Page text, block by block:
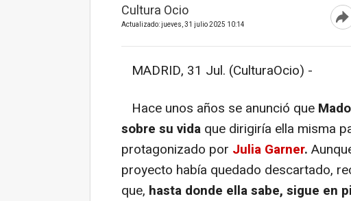
Cultura Ocio
Actualizado: jueves, 31 julio 2025 10:14
MADRID, 31 Jul. (CulturaOcio) -
Hace unos años se anunció que
sobre su vida que dirigiría ella misma
protagonizado por Julia Garner.
proyecto había quedado descartado,
que, hasta donde ella sabe, sigue en